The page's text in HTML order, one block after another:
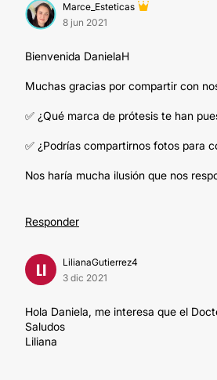
Marce_Esteticas
8 jun 2021
Bienvenida DanielaH
Muchas gracias por compartir con
✅ ¿Qué marca de prótesis te han
✅ ¿Podrías compartirnos fotos para
Nos haría mucha ilusión que nos
Responder
LI
LilianaGutierrez4
3 dic 2021
Hola Daniela, me interesa que el
Saludos
Liliana